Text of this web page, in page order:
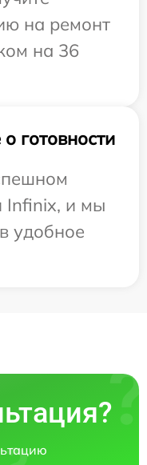
на ремонт
на 36
готовности
Infinix, и мы
удобное